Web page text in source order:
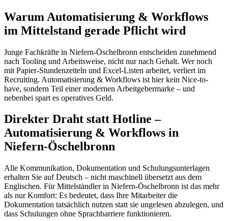
Warum Automatisierung & Workflows
im Mittelstand gerade Pflicht wird
Junge Fachkräfte in Niefern-Öschelbronn entscheiden zunehmend
nach Tooling und Arbeitsweise, nicht nur nach Gehalt. Wer noch
mit Papier-Stundenzetteln und Excel-Listen arbeitet, verliert im
Recruiting. Automatisierung & Workflows ist hier kein Nice-to-
have, sondern Teil einer modernen Arbeitgebermarke – und
nebenbei spart es operatives Geld.
Direkter Draht statt Hotline –
Automatisierung & Workflows in
Niefern-Öschelbronn
Alle Kommunikation, Dokumentation und Schulungsunterlagen
erhalten Sie auf Deutsch – nicht maschinell übersetzt aus dem
Englischen. Für Mittelständler in Niefern-Öschelbronn ist das mehr
als nur Komfort: Es bedeutet, dass Ihre Mitarbeiter die
Dokumentation tatsächlich nutzen statt sie ungelesen abzulegen, und
dass Schulungen ohne Sprachbarriere funktionieren.